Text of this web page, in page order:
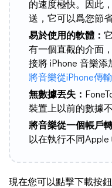
的速度極快。因此
送，它可以爲您節
易於使用的軟體：
有一個直觀的介面
接將 iPhone 音樂添
將音樂從iPhone傳
無數據丟失：
裝置上以前的數據
將音樂從一個帳戶
以在執行不同Apple
現在您可以點擊下載按